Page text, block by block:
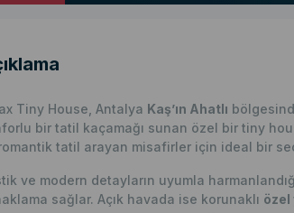
Tiny House, Antalya Kaş’ın Ahatlı
bir tatil kaçamağı sunan özel bir tiny
tatil arayan misafirler için ideal bir
ve modern detayların uyumla
sağlar. Açık havada ise korunaklı özel